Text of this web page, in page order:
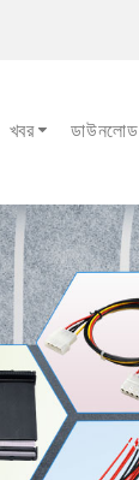
খবর